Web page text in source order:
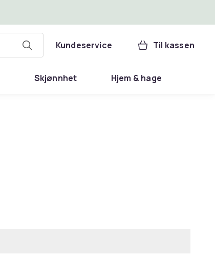
Kundeservice Til kassen
Skjønnhet Hjem & hage